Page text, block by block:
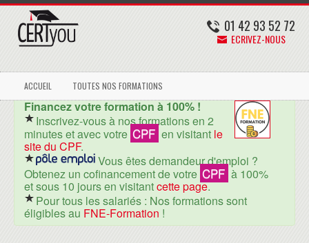
01 42 93 52 72
ECRIVEZ-NOUS
ACCUEIL TOUTES NOS FORMATIONS
Financez votre formation à 100% !
Inscrivez-vous à nos formations en 2
minutes et avec votre CPF en visitant le
site du CPF.
Vous êtes demandeur d'emploi ?
Obtenez un cofinancement de votre CPF à 100%
et sous 10 jours en visitantcette page.
Pour tous les salariés : Nos formations sont
éligibles au FNE-Formation !